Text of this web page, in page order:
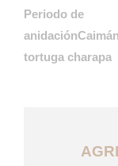
Periodo de
tortuga charapa